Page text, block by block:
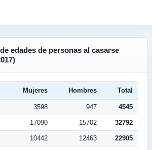
edades de personas al casarse
Mujeres Hombres Total
3598 947 4545
17090 15702 32792
10442 12463 22905